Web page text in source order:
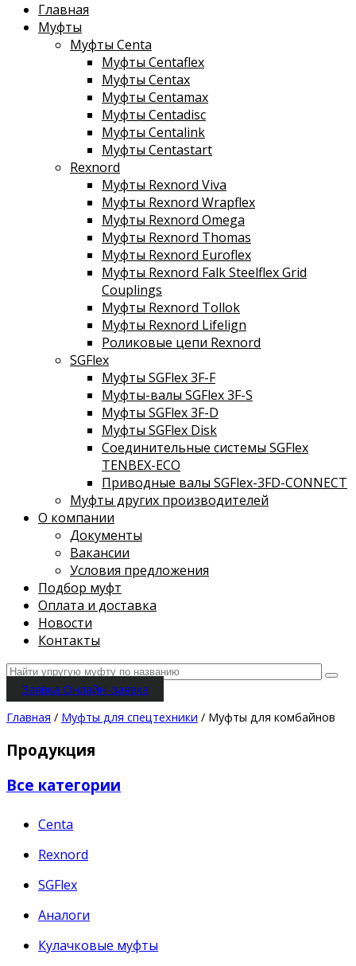
Главная
Муфты
Муфты Centa
Муфты Centaflex
Муфты Centax
Муфты Centamax
Муфты Centadisc
Муфты Centalink
Муфты Centastart
Rexnord
Муфты Rexnord Viva
Муфты Rexnord Wrapflex
Муфты Rexnord Omega
Муфты Rexnord Thomas
Муфты Rexnord Euroflex
Муфты Rexnord Falk Steelflex Grid
Couplings
Муфты Rexnord Tollok
Муфты Rexnord Lifelign
Роликовые цепи Rexnord
SGFlex
Муфты SGFlex 3F-F
Муфты-валы SGFlex 3F-S
Муфты SGFlex 3F-D
Муфты SGFlex Disk
Соединительные системы SGFlex
TENBEX-ECO
Приводные валы SGFlex-3FD-CONNECT
Муфты других производителей
О компании
Документы
Вакансии
Условия предложения
Подбор муфт
Оплата и доставка
Новости
Контакты
Заявка Онлайн-заявка
Главная / Муфты для спецтехники / Муфты для комбайнов
Продукция
Все категории
Centa
Rexnord
SGFlex
Аналоги
Кулачковые муфты